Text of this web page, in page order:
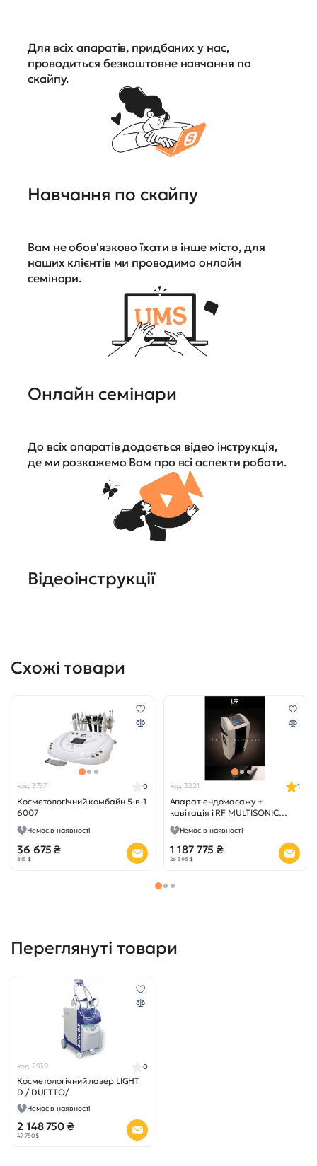
Для всіх апаратів, придбаних у нас,
проводиться безкоштовне навчання по
скайпу.
Навчання по скайпу
Вам не обов'язково їхати в інше місто, для
наших клієнтів ми проводимо онлайн
семінари.
Онлайн семінари
До всіх апаратів додається відео інструкція,
де ми розкажемо Вам про всі аспекти роботи.
Відеоінструкції
Схожі товари
код 3787
Косметологічний комбайн 5-в-1
6007
0
Немає в наявності
36 675 ₴
815 $
код 3221
Апарат ендомасажу +
кавітація і RF MULTISONIC
MASSAGE 3036
1
Немає в наявності
1 187 775 ₴
26 395 $
Переглянуті товари
код 2939
Косметологічний лазер LIGHT
D / DUETTO/
0
Немає в наявності
2 148 750 ₴
47 750 $